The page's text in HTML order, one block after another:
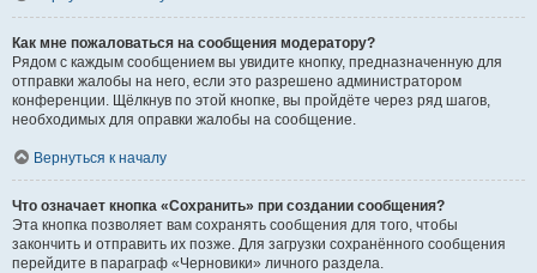
Как мне пожаловаться на сообщения модератору?
Рядом с каждым сообщением вы увидите кнопку, предназначенную для
отправки жалобы на него, если это разрешено администратором
конференции. Щёлкнув по этой кнопке, вы пройдёте через ряд шагов,
необходимых для оправки жалобы на сообщение.
Вернуться к началу
Что означает кнопка «Сохранить» при создании сообщения?
Эта кнопка позволяет вам сохранять сообщения для того, чтобы
закончить и отправить их позже. Для загрузки сохранённого сообщения
перейдите в параграф «Черновики» личного раздела.